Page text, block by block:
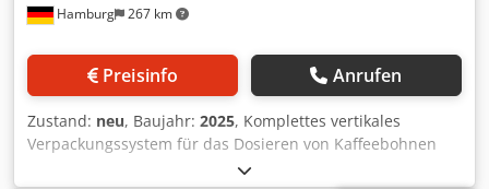
Hamburg 267 km
Preisinfo Anrufen
Zustand: neu, Baujahr: 2025, Komplettes vertikales
Verpackungssystem für das Dosieren von Kaffeebohnen
UND gemahlenen Kaffee und das Verpacken in Kaffee-